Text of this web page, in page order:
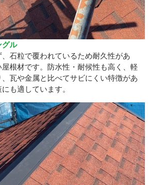
グル
石粒で覆われているため耐久性があ
屋根材です。防水性・耐候性も高く、軽
瓦や金属と比べてサビにくい特徴があ
も適しています。